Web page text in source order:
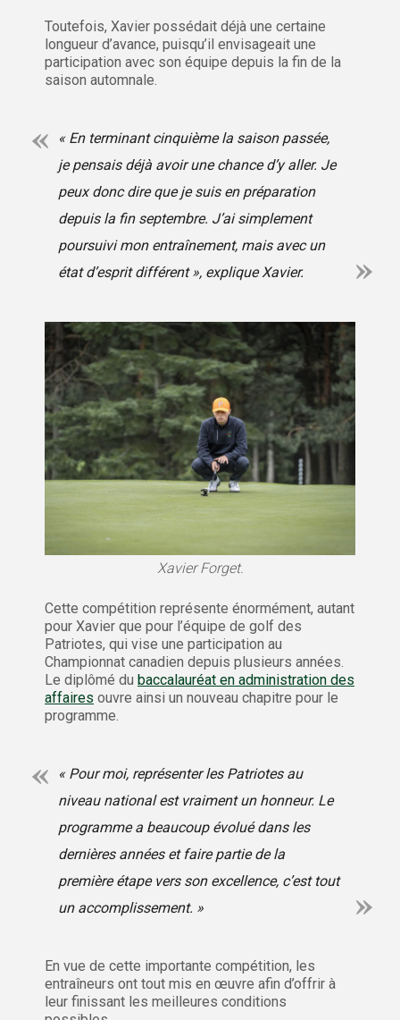
Toutefois, Xavier possédait déjà une certaine
longueur d’avance, puisqu’il envisageait une
participation avec son équipe depuis la fin de la
saison automnale.
« En terminant cinquième la saison passée,
je pensais déjà avoir une chance d’y aller. Je
peux donc dire que je suis en préparation
depuis la fin septembre. J’ai simplement
poursuivi mon entraînement, mais avec un
état d’esprit différent », explique Xavier.
Xavier Forget.
Cette compétition représente énormément, autant
pour Xavier que pour l’équipe de golf des
Patriotes, qui vise une participation au
Championnat canadien depuis plusieurs années.
Le diplômé du baccalauréat en administration des
affaires ouvre ainsi un nouveau chapitre pour le
programme.
« Pour moi, représenter les Patriotes au
niveau national est vraiment un honneur. Le
programme a beaucoup évolué dans les
dernières années et faire partie de la
première étape vers son excellence, c’est tout
un accomplissement. »
En vue de cette importante compétition, les
entraîneurs ont tout mis en œuvre afin d’offrir à
leur finissant les meilleures conditions